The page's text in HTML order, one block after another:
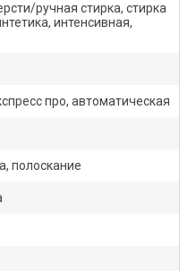
ручная стирка, стирка
интенсивная,
про, автоматическая
полоскание